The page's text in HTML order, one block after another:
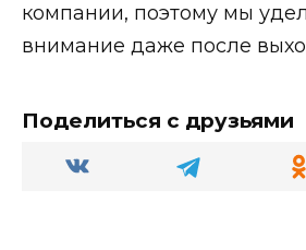
компании, поэтому мы
внимание даже после
Поделиться с друзьями